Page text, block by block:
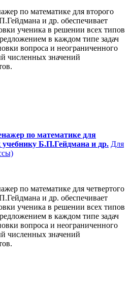
по математике для второго
и др. обеспечивает
ученика в решении всех типов
в каждом типе задач
вопроса и неограниченного
численных значений
по математике для
учебнику Б.П.Гейдмана и др. Для
по математике для четвертого
и др. обеспечивает
ученика в решении всех типов
в каждом типе задач
вопроса и неограниченного
численных значений